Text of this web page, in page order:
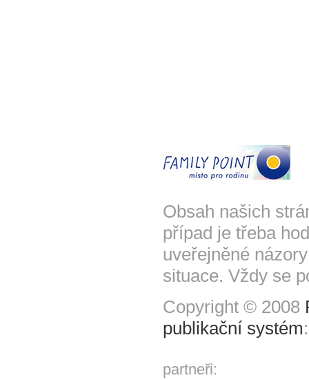
Obsah našich
případ je třeba
uveřejněné
situace. Vždy se
Copyright © 2008
publikační systém
partneři: